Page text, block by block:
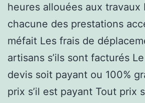
heures allouées aux travaux
chacune des prestations
méfait Les frais de
artisans s’ils sont facturés
devis soit payant ou 100%
prix s’il est payant Tout prix